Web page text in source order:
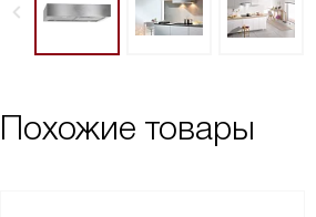
Похожие товары